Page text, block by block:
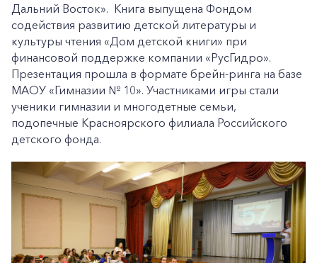
Дальний Восток». Книга выпущена Фондом
содействия развитию детской литературы и
культуры чтения «Дом детской книги» при
финансовой поддержке компании «РусГидро».
Презентация прошла в формате брейн-ринга на базе
МАОУ «Гимназии № 10». Участниками игры стали
ученики гимназии и многодетные семьи,
подопечные Красноярского филиала Российского
детского фонда.